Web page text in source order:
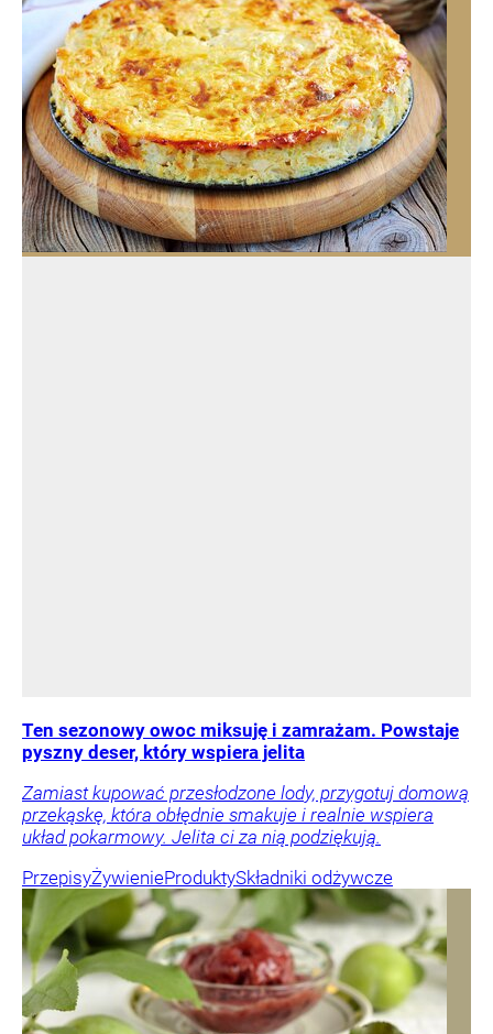
Ten sezonowy owoc miksuję i zamrażam. Powstaje
pyszny deser, który wspiera jelita
Zamiast kupować przesłodzone lody, przygotuj domową
przekąskę, która obłędnie smakuje i realnie wspiera
układ pokarmowy. Jelita ci za nią podziękują.
PrzepisyŻywienieProduktySkładniki odżywcze